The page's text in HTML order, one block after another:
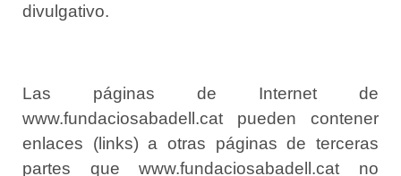
divulgativo.
Las páginas de Internet de
www.fundaciosabadell.cat pueden contener
enlaces (links) a otras páginas de terceras
partes que www.fundaciosabadell.cat no